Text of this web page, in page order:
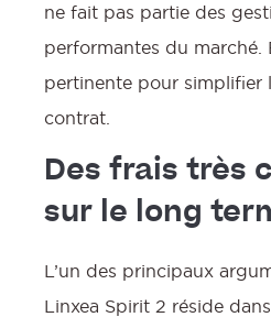
ne fait pas partie des
performantes du marché.
pertinente pour simplifier
contrat.
Des frais très
sur le long
L’un des principaux
Linxea Spirit 2 réside